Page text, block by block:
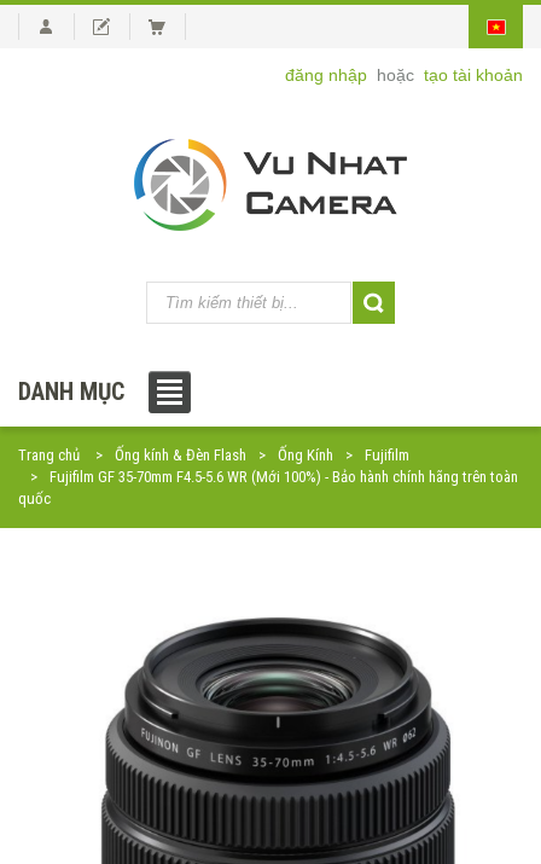
đăng nhập hoặc tạo tài khoản
DANH MỤC
Trang chủ Ống kính & Đèn Flash Ống Kính
Fujifilm
Fujifilm GF 35-70mm F4.5-5.6 WR (Mới 100%) - Bảo hành chính hãng trên toàn
quốc